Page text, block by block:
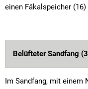
einen Fäkalspeicher
Belüfteter Sandfang
Im Sandfang, mit einem